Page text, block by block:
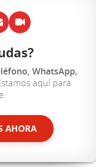
WhatsApp,
aquí para
AHORA